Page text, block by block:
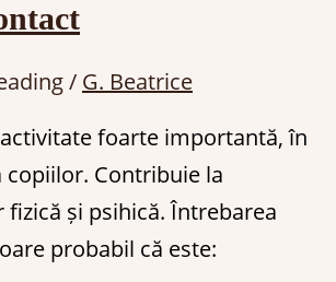
/ G. Beatrice
foarte importantă, în
copiilor. Contribuie la
fizică și psihică. Întrebarea
probabil că este: